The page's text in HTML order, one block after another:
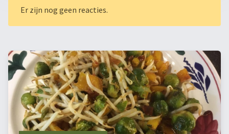
Er zijn nog geen reacties.